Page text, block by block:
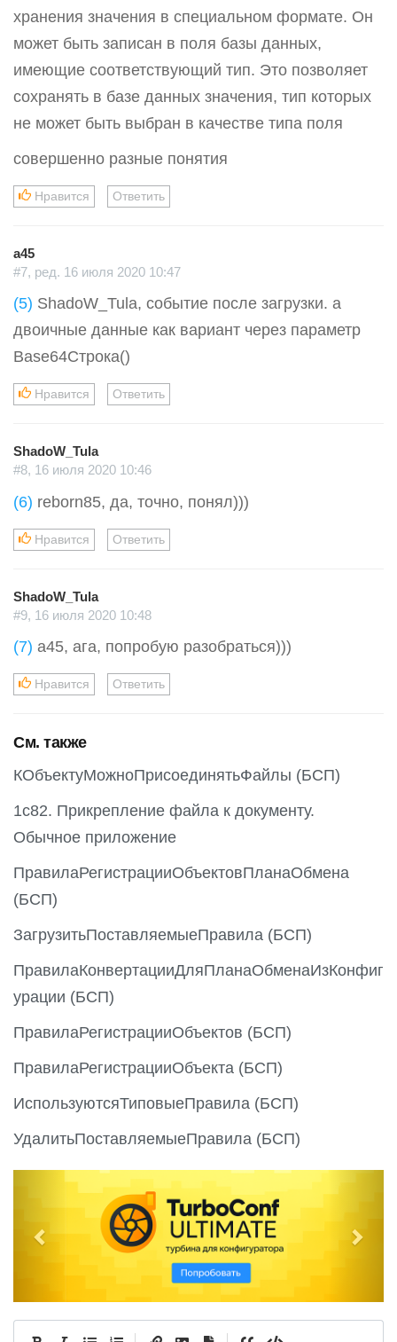
хранения значения в специальном формате. Он
может быть записан в поля базы данных,
имеющие соответствующий тип. Это позволяет
сохранять в базе данных значения, тип которых
не может быть выбран в качестве типа поля
совершенно разные понятия
Нравится Ответить
a45
#7, ред. 16 июля 2020 10:47
(5) ShadoW_Tula, событие после загрузки. а
двоичные данные как вариант через параметр
Base64Строка()
Нравится Ответить
ShadoW_Tula
#8, 16 июля 2020 10:46
(6) reborn85, да, точно, понял)))
Нравится Ответить
ShadoW_Tula
#9, 16 июля 2020 10:48
(7) a45, ага, попробую разобраться)))
Нравится Ответить
См. также
КОбъектуМожноПрисоединятьФайлы (БСП)
1с82. Прикрепление файла к документу.
Обычное приложение
ПравилаРегистрацииОбъектовПланаОбмена
(БСП)
ЗагрузитьПоставляемыеПравила (БСП)
ПравилаКонвертацииДляПланаОбменаИзКонфиг
урации (БСП)
ПравилаРегистрацииОбъектов (БСП)
ПравилаРегистрацииОбъекта (БСП)
ИспользуютсяТиповыеПравила (БСП)
УдалитьПоставляемыеПравила (БСП)
e
o
x